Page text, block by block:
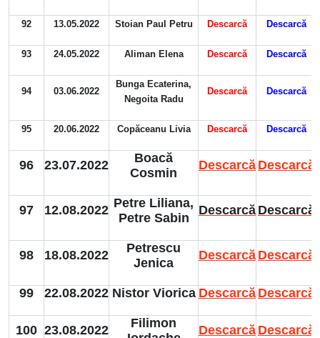
92 13.05.2022 Stoian Paul Petru Descarcă Descarcă
93 24.05.2022 Aliman Elena Descarcă Descarcă
94 03.06.2022
Bunga Ecaterina,
Negoita Radu
Descarcă Descarcă
95 20.06.2022 Copăceanu Livia Descarcă Descarcă
96 23.07.2022
Boacă
Cosmin
Descarcă Descarcă
97 12.08.2022 Petre Liliana,
Petre Sabin
Descarcă Descarcă
98 18.08.2022
Petrescu
Jenica
Descarcă Descarcă
99 22.08.2022 Nistor Viorica Descarcă Descarcă
100 23.08.2022
Filimon
Descarcă Descarcă